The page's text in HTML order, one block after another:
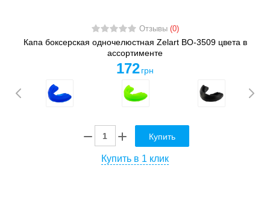
Отзывы (0)
Капа боксерская одночелюстная Zelart BO-3509 цвета в
ассортименте
172 грн
Купить
Купить в 1 клик